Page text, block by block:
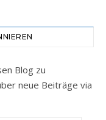
Blog zu
neue Beiträge via